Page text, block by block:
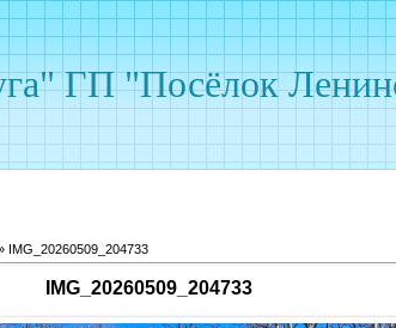
ГП "Посёлок
IMG_20260509_204733
IMG_20260509_204733